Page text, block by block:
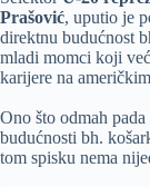
Prašović, uputio je
direktnu budućnost
mladi momci koji
karijere na
Ono što odmah
budućnosti bh.
tom spisku nema